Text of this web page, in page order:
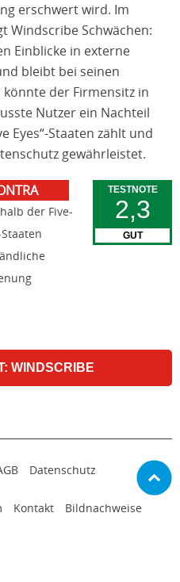
erschwert wird. Im
Windscribe Schwächen:
Einblicke in externe
bleibt bei seinen
könnte der Firmensitz in
Nutzer ein Nachteil
Eyes“-Staaten zählt und
gewährleistet.
TESTNOTE
2,3
GUT
der Five-
Staaten
WINDSCRIBE
Datenschutz
Kontakt Bildnachweise